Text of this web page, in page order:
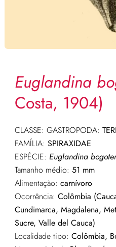
Euglandina
Costa, 1904)
CLASSE: GASTROPODA:
FAMÍLIA: SPIRAXIDAE
ESPÉCIE: Euglandina
Tamanho médio: 51 mm
Alimentação: carnívoro
Ocorrência: Colômbia
Cundimarca, Magdalena,
Sucre, Valle del Cauca)
Localidade tipo: Colômbia,